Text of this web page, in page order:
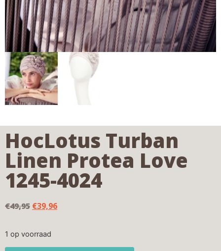
HocLotus Turban
Linen Protea Love
1245-4024
€49,95 €39,96
1 op voorraad